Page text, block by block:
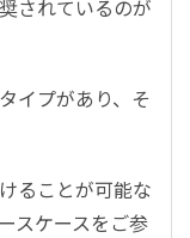
されているのが
イプがあり、そ
ることが可能な
スケースをご参